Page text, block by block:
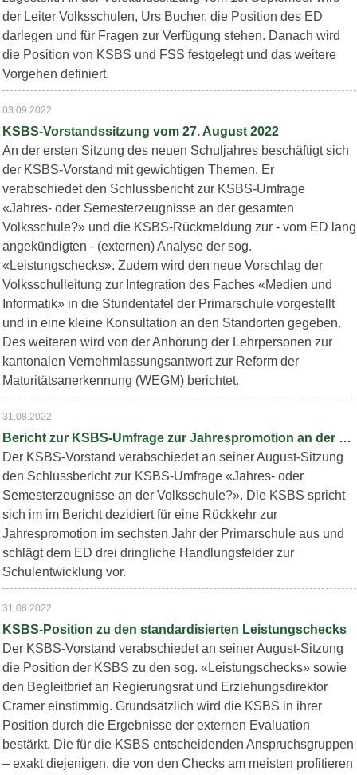
der Leiter Volksschulen, Urs Bucher, die Position des ED
darlegen und für Fragen zur Verfügung stehen. Danach wird
die Position von KSBS und FSS festgelegt und das weitere
Vorgehen definiert.
03.09.2022
KSBS-Vorstandssitzung vom 27. August 2022
An der ersten Sitzung des neuen Schuljahres beschäftigt sich
der KSBS-Vorstand mit gewichtigen Themen. Er
verabschiedet den Schlussbericht zur KSBS-Umfrage
«Jahres- oder Semesterzeugnisse an der gesamten
Volksschule?» und die KSBS-Rückmeldung zur - vom ED lang
angekündigten - (externen) Analyse der sog.
«Leistungschecks». Zudem wird den neue Vorschlag der
Volksschulleitung zur Integration des Faches «Medien und
Informatik» in die Stundentafel der Primarschule vorgestellt
und in eine kleine Konsultation an den Standorten gegeben.
Des weiteren wird von der Anhörung der Lehrpersonen zur
kantonalen Vernehmlassungsantwort zur Reform der
Maturitätsanerkennung (WEGM) berichtet.
31.08.2022
Bericht zur KSBS-Umfrage zur Jahrespromotion an der Volksschule
Der KSBS-Vorstand verabschiedet an seiner August-Sitzung
den Schlussbericht zur KSBS-Umfrage «Jahres- oder
Semesterzeugnisse an der Volksschule?». Die KSBS spricht
sich im im Bericht dezidiert für eine Rückkehr zur
Jahrespromotion im sechsten Jahr der Primarschule aus und
schlägt dem ED drei dringliche Handlungsfelder zur
Schulentwicklung vor.
31.08.2022
KSBS-Position zu den standardisierten Leistungschecks
Der KSBS-Vorstand verabschiedet an seiner August-Sitzung
die Position der KSBS zu den sog. «Leistungschecks» sowie
den Begleitbrief an Regierungsrat und Erziehungsdirektor
Cramer einstimmig. Grundsätzlich wird die KSBS in ihrer
Position durch die Ergebnisse der externen Evaluation
bestärkt. Die für die KSBS entscheidenden Anspruchsgruppen
– exakt diejenigen, die von den Checks am meisten profitieren